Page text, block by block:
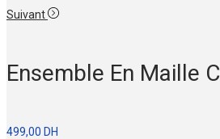
Suivant
Ensemble En Maille
499,00 DH